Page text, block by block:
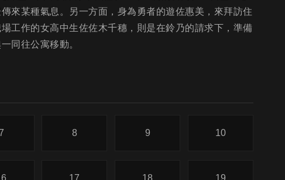
來某種氣息。另一方面，身為勇者的遊佐惠美，來拜訪住
工作的女高中生佐佐木千穗，則是在鈴乃的請求下，準備
同往公寓移動。
8 9 10